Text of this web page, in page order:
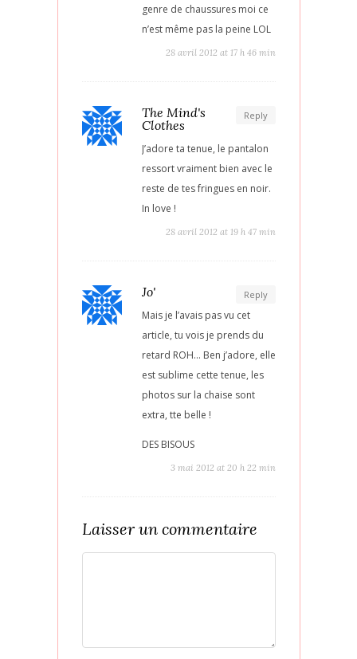
genre de chaussures moi ce
n’est même pas la peine LOL
28 avril 2012 at 17 h 46 min
Reply
The Mind's
Clothes
J’adore ta tenue, le pantalon
ressort vraiment bien avec le
reste de tes fringues en noir.
In love !
28 avril 2012 at 19 h 47 min
Reply
Jo'
Mais je l’avais pas vu cet
article, tu vois je prends du
retard ROH… Ben j’adore, elle
est sublime cette tenue, les
photos sur la chaise sont
extra, tte belle !
DES BISOUS
3 mai 2012 at 20 h 22 min
Laisser un commentaire